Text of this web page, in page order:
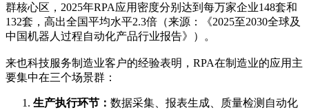
群核心区，2025年RPA应用密度分别达到每万家企业148套和
132套，高出全国平均水平2.3倍（来源：《2025至2030全球及
中国机器人过程自动化产品行业报告》）。
来也科技服务制造业客户的经验表明，RPA在制造业的应用主
要集中在三个场景群：
生产执行环节： 数据采集、报表生成、质量检测自动化